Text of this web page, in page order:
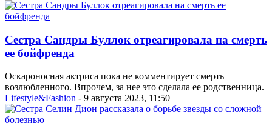
Сестра Сандры Буллок отреагировала на смерть
ее бойфренда
Оскароносная актриса пока не комментирует смерть
возлюбленного. Впрочем, за нее это сделала ее родственница.
Lifestyle&Fashion - 9 августа 2023, 11:50